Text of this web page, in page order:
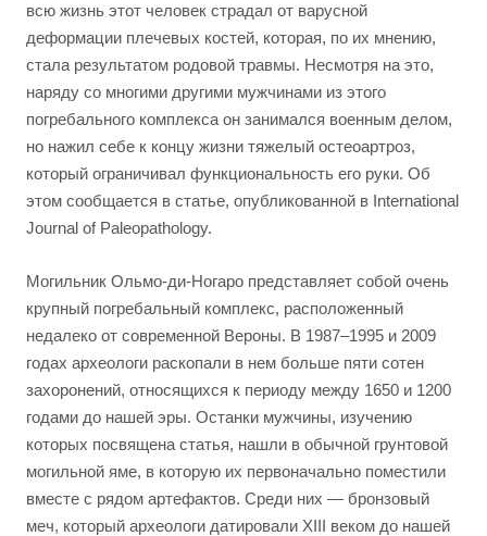
всю жизнь этот человек страдал от варусной
деформации плечевых костей, которая, по их мнению,
стала результатом родовой травмы. Несмотря на это,
наряду со многими другими мужчинами из этого
погребального комплекса он занимался военным делом,
но нажил себе к концу жизни тяжелый остеоартроз,
который ограничивал функциональность его руки. Об
этом сообщается в статье, опубликованной в International
Journal of Paleopathology.
Могильник Ольмо-ди-Ногаро представляет собой очень
крупный погребальный комплекс, расположенный
недалеко от современной Вероны. В 1987–1995 и 2009
годах археологи раскопали в нем больше пяти сотен
захоронений, относящихся к периоду между 1650 и 1200
годами до нашей эры. Останки мужчины, изучению
которых посвящена статья, нашли в обычной грунтовой
могильной яме, в которую их первоначально поместили
вместе с рядом артефактов. Среди них — бронзовый
меч, который археологи датировали XIII веком до нашей